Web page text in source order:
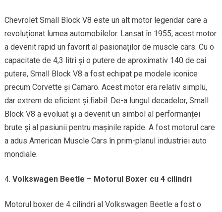
Chevrolet Small Block V8 este un alt motor legendar care a
revoluționat lumea automobilelor. Lansat în 1955, acest motor
a devenit rapid un favorit al pasionaților de muscle cars. Cu o
capacitate de 4,3 litri și o putere de aproximativ 140 de cai
putere, Small Block V8 a fost echipat pe modele iconice
precum Corvette și Camaro. Acest motor era relativ simplu,
dar extrem de eficient și fiabil. De-a lungul decadelor, Small
Block V8 a evoluat și a devenit un simbol al performanței
brute și al pasiunii pentru mașinile rapide. A fost motorul care
a adus American Muscle Cars în prim-planul industriei auto
mondiale.
Volkswagen Beetle – Motorul Boxer cu 4 cilindri
Motorul boxer de 4 cilindri al Volkswagen Beetle a fost o